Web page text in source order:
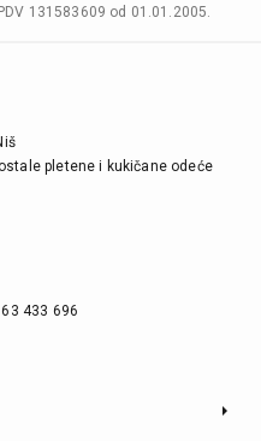
131583609 od 01.01.2005.
pletene i kukičane odeće
433 696